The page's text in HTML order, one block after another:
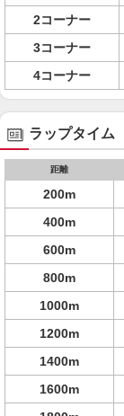
2コーナー
3コーナー
4コーナー
ラップタイム
距離
200m
400m
600m
800m
1000m
1200m
1400m
1600m